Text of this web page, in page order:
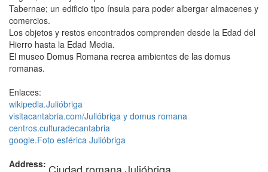
Tabernae; un edificio tipo ínsula para poder albergar almacenes y
comercios.
Los objetos y restos encontrados comprenden desde la Edad del
Hierro hasta la Edad Media.
El museo Domus Romana recrea ambientes de las domus
romanas.
Enlaces:
wikipedia.Julióbriga
visitacantabria.com/Julióbriga y domus romana
centros.culturadecantabria
google.Foto esférica Julióbriga
Address: